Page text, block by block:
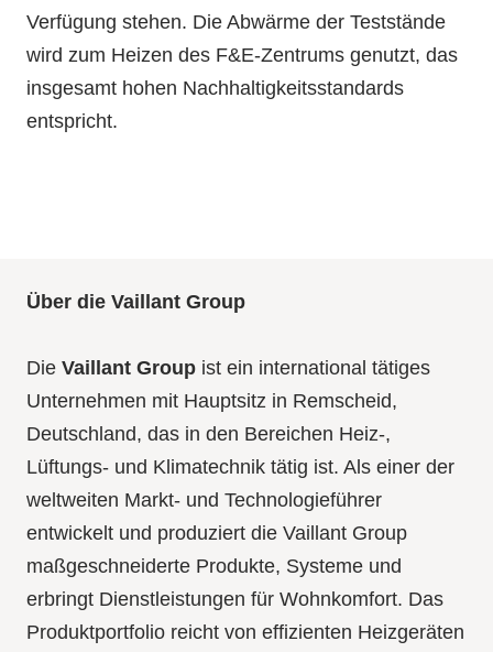
Verfügung stehen. Die Abwärme der Teststände
wird zum Heizen des F&E-Zentrums genutzt, das
insgesamt hohen Nachhaltigkeitsstandards
entspricht.
Über die Vaillant Group
Die Vaillant Group ist ein international tätiges
Unternehmen mit Hauptsitz in Remscheid,
Deutschland, das in den Bereichen Heiz-,
Lüftungs- und Klimatechnik tätig ist. Als einer der
weltweiten Markt- und Technologieführer
entwickelt und produziert die Vaillant Group
maßgeschneiderte Produkte, Systeme und
erbringt Dienstleistungen für Wohnkomfort. Das
Produktportfolio reicht von effizienten Heizgeräten